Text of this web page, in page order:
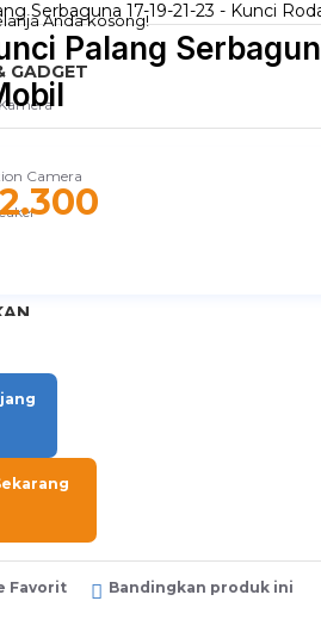
Anda kosong!
GADGET
Camera
Palang
Favorit Bandingkan produk ini